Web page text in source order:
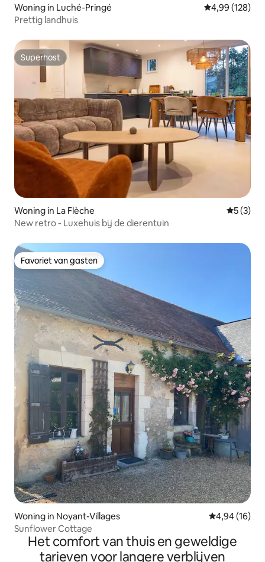
Woning in Luché-Pringé Gemiddelde
4,99 (128)
Prettig landhuis
Superhost
Superhost
Woning in La Flèche
5 (3)
New retro - Luxehuis bij de dierentuin
Favoriet van gasten
Favoriet van gasten
Woning in Noyant-Villages Gemiddelde
4,94 (16)
Sunflower Cottage
Het comfort van thuis en geweldige
tarieven voor langere verblijven